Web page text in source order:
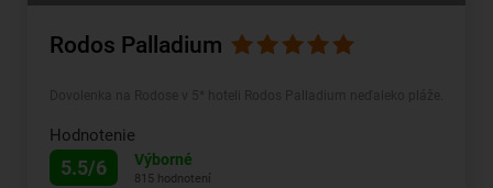
Rodos Palladium
Hodnotenie
5.5/6 Výborné
815 hodnotení